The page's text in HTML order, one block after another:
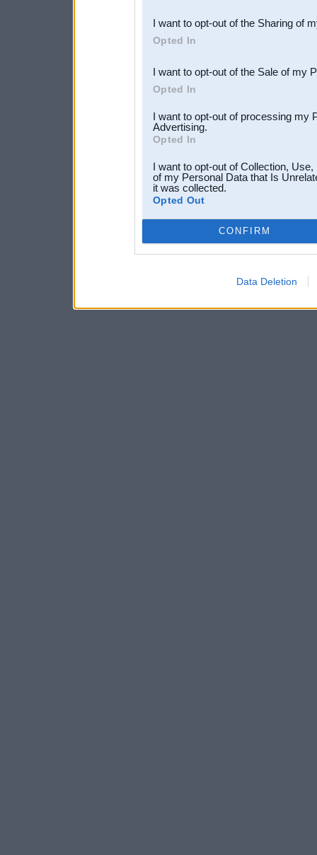
Downstream Participants
third parties.
I want to opt-out of the Sharing of
Opted In
I want to opt-out of the Sale of my
Opted In
I want to opt-out of processing my
Advertising.
Opted In
I want to opt-out of Collection,
of my Personal Data that Is
it was collected.
Opted Out
CONFIRM
Data Deletion